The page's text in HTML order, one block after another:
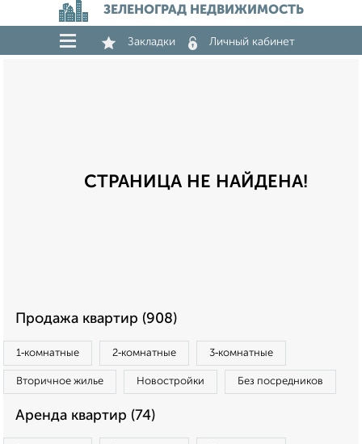
ЗЕЛЕНОГРАД НЕДВИЖИМОСТЬ
Закладки Личный кабинет
СТРАНИЦА НЕ НАЙДЕНА!
Продажа квартир (908)
1‑комнатные 2‑комнатные 3‑комнатные
Вторичное жилье Новостройки Без посредников
Аренда квартир (74)